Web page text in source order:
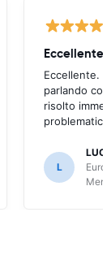
Eccellente.
parlando
risolto
L